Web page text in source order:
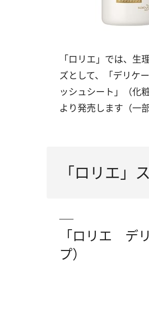
「ロリエ」では、
ズとして、「デリケ
ッシュシート」（化
より発売します（一
「ロリエ」
「ロリエ デ
プ）